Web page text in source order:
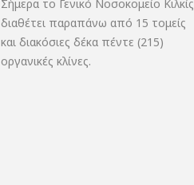
Σήμερα το Γενικό Νοσοκομείο Κιλκίς
διαθέτει παραπάνω από 15 τομείς
και διακόσιες δέκα πέντε (215)
οργανικές κλίνες.